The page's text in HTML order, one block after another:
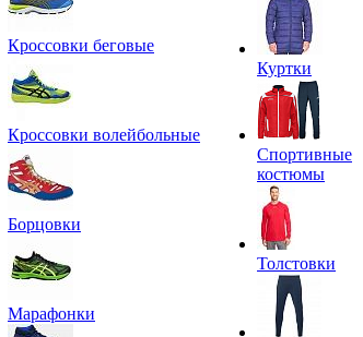
Кроссовки беговые
Кроссовки волейбольные
Борцовки
Марафонки
Куртки
Спортивные
костюмы
Толстовки